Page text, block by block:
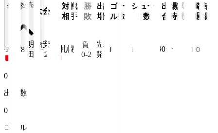
年月
大会
対戦
相手
勝
敗
出
場
ゴー
ル数
シュー
ト数
出場試
合時間
警告/
退場
26/8/8
明治安
田Ｊ２
札幌
負
0-2
先
発
0 1 90分 1/0
続きを読む
0
出場数
0
ゴール